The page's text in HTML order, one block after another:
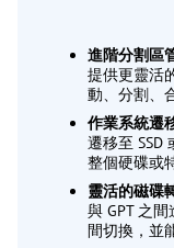
進階分割區
提供更靈活
動、分割、
作業系統遷
遷移至 SSD
整個硬碟或
靈活的磁碟
與 GPT 之
間切換，並